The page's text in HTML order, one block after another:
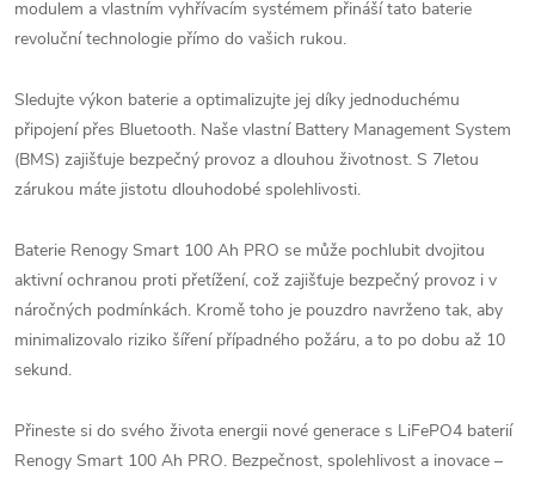
modulem a vlastním vyhřívacím systémem přináší tato baterie
revoluční technologie přímo do vašich rukou.
Sledujte výkon baterie a optimalizujte jej díky jednoduchému
připojení přes Bluetooth. Naše vlastní Battery Management System
(BMS) zajišťuje bezpečný provoz a dlouhou životnost. S 7letou
zárukou máte jistotu dlouhodobé spolehlivosti.
Baterie Renogy Smart 100 Ah PRO se může pochlubit dvojitou
aktivní ochranou proti přetížení, což zajišťuje bezpečný provoz i v
náročných podmínkách. Kromě toho je pouzdro navrženo tak, aby
minimalizovalo riziko šíření případného požáru, a to po dobu až 10
sekund.
Přineste si do svého života energii nové generace s LiFePO4 baterií
Renogy Smart 100 Ah PRO. Bezpečnost, spolehlivost a inovace –